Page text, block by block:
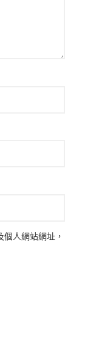
人網站網址，